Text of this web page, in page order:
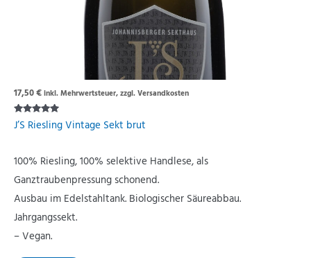
17,50€inkl. Mehrwertsteuer, zzgl. Versandkosten
Rated
5.00
J’S Riesling Vintage Sekt brut
100% Riesling, 100% selektive Handlese, als
Ganztraubenpressung schonend.
Ausbau im Edelstahltank. Biologischer Säureabbau.
Jahrgangssekt.
– Vegan.